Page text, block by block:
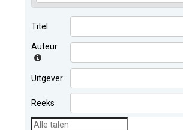
Titel
Auteur
Uitgever
Reeks